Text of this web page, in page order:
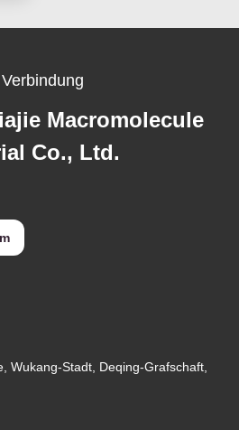
Macromolecule
Co., Ltd.
Wukang-Stadt, Deqing-Grafschaft,